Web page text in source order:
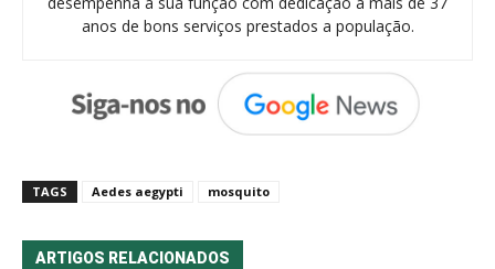
anos de bons serviços prestados a população.
TAGS Aedes aegypti mosquito
ARTIGOS RELACIONADOS